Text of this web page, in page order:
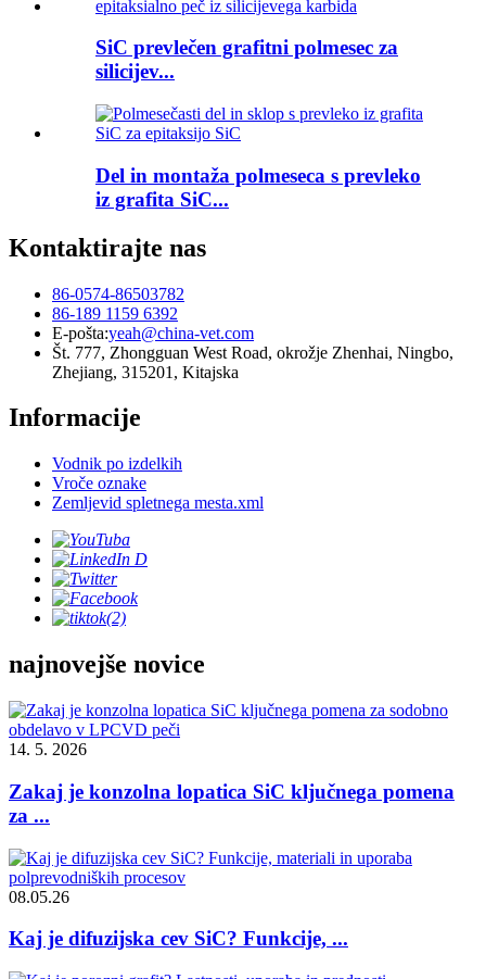
SiC prevlečen grafitni polmesec za
silicijev...
Del in montaža polmeseca s prevleko
iz grafita SiC...
Kontaktirajte nas
86-0574-86503782
86-189 1159 6392
E-pošta:yeah@china-vet.com
Št. 777, Zhongguan West Road, okrožje Zhenhai, Ningbo,
Zhejiang, 315201, Kitajska
Informacije
Vodnik po izdelkih
Vroče oznake
Zemljevid spletnega mesta.xml
najnovejše novice
14. 5. 2026
Zakaj je konzolna lopatica SiC ključnega pomena
za ...
08.05.26
Kaj je difuzijska cev SiC? Funkcije, ...